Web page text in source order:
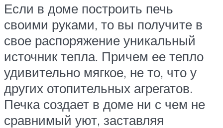
Если в доме построить печь
своими руками, то вы получите в
свое распоряжение уникальный
источник тепла. Причем ее тепло
удивительно мягкое, не то, что у
других отопительных агрегатов.
Печка создает в доме ни с чем не
сравнимый уют, заставляя